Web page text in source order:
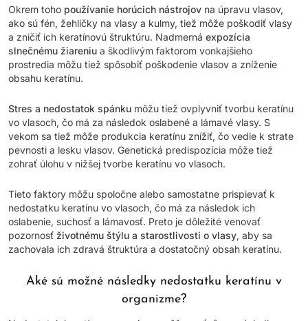
Okrem toho používanie horúcich nástrojov na úpravu vlasov,
ako sú fén, žehličky na vlasy a kulmy, tiež môže poškodiť vlasy
a zničiť ich keratínovú štruktúru. Nadmerná expozícia
slnečnému žiareniu a škodlivým faktorom vonkajšieho
prostredia môžu tiež spôsobiť poškodenie vlasov a zníženie
obsahu keratínu.
Stres a nedostatok spánku môžu tiež ovplyvniť tvorbu keratínu
vo vlasoch, čo má za následok oslabené a lámavé vlasy. S
vekom sa tiež môže produkcia keratínu znížiť, čo vedie k strate
pevnosti a lesku vlasov. Genetická predispozícia môže tiež
zohrať úlohu v nižšej tvorbe keratínu vo vlasoch.
Tieto faktory môžu spoločne alebo samostatne prispievať k
nedostatku keratínu vo vlasoch, čo má za následok ich
oslabenie, suchosť a lámavosť. Preto je dôležité venovať
pozornosť životnému štýlu a starostlivosti o vlasy, aby sa
zachovala ich zdravá štruktúra a dostatočný obsah keratínu.
Aké sú možné následky nedostatku keratínu v
organizme?